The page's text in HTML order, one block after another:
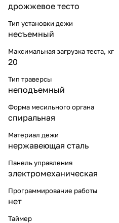
дрожжевое тесто
Тип установки дежи
несъемный
Максимальная загрузка теста, кг
20
Тип траверсы
неподъемный
Форма месильного органа
спиральная
Материал дежи
нержавеющая сталь
Панель управления
электромеханическая
Программирование работы
нет
Таймер